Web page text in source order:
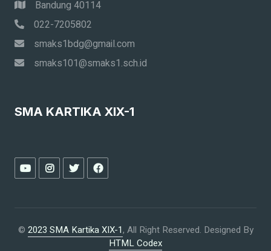
Bandung 40114
022-7205802
smaks1bdg@gmail.com
smaks101@smaks1.sch.id
SMA KARTIKA XIX-1
© 2023 SMA Kartika XIX-1, All Right Reserved. Designed By
HTML Codex